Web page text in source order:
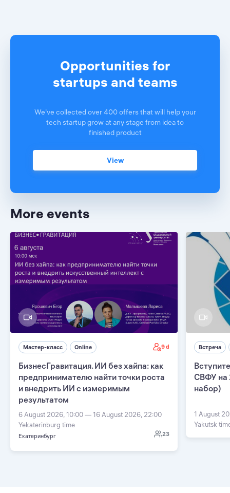
Opportunities for
startups and teams
We've collected over 400 offers that will help your
tech startup grow at any stage from idea to
finished product
View
More events
Мастер-класс Online 9 d
БизнесГравитация. ИИ без хайпа: как
предпринимателю найти точки роста
и внедрить ИИ с измеримым
результатом
6 August 2026, 10:00 — 16 August 2026, 22:00
Yekaterinburg time
Екатеринбург 23
Встреча
СВФУ на
набор)
1 August
Yakutsk